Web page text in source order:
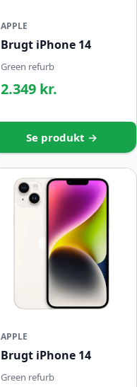
APPLE
Brugt iPhone 14
Green refurb
2.349 kr.
Se produkt →
APPLE
Brugt iPhone 14
Green refurb